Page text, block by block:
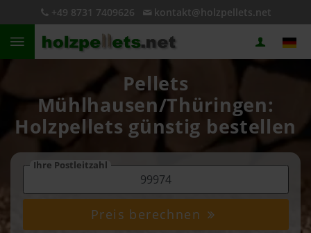
+49 8731 7409626 kontakt@holzpellets.net
Pellets
Mühlhausen/Thüringen:
Holzpellets günstig bestellen
Ihre Postleitzahl
Preis berechnen